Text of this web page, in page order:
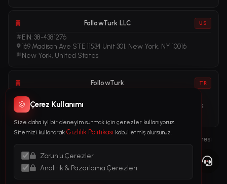
FollowTurk LLC US
EIN: 38-4381276
169 Madison Ave STE 11534 Unit 301, New York, NY 10016
New York, United States
FollowTurk TR
Vergi No: 611281456
Adalet Mah. Manas Blv. Folkart Towers No: 39 İç Kapı No: 3408
İzmir, Türkiye
Abonelik Sözleşmesi
Kara Para Aklama ile Mücadele (AML) Politikası
🍪 Çerez Kullanımı
Size daha iyi bir deneyim sunmak için çerezler kullanıyoruz.
Sitemizi kullanarak Gizlilik Politikası kabul etmiş olursunuz.
Zorunlu Çerezler
Analitik & Pazarlama Çerezleri